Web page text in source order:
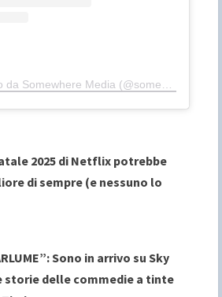
2025 di Netflix potrebbe
di sempre (e nessuno lo
Sono in arrivo su Sky
storie delle commedie a tinte